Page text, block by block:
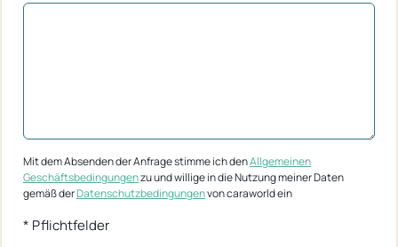
Mit dem Absenden der Anfrage stimme ich denAllgemeinen
Geschäftsbedingungenzu und willige in die Nutzung meiner Daten
gemäß derDatenschutzbedingungenvon caraworld ein
* Pflichtfelder